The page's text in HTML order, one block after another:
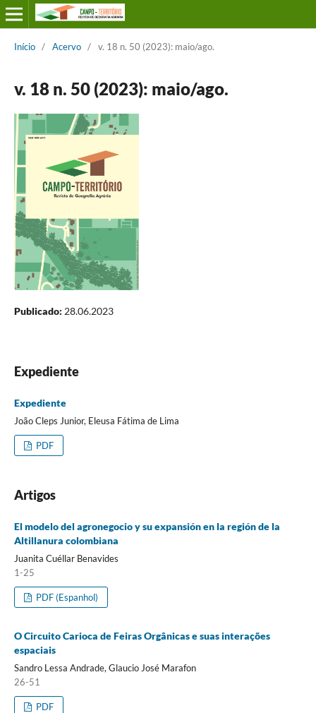
Início / Acervo / v. 18 n. 50 (2023): maio/ago.
v. 18 n. 50 (2023): maio/ago.
Publicado: 28.06.2023
Expediente
Expediente
João Cleps Junior, Eleusa Fátima de Lima
PDF
Artigos
El modelo del agronegocio y su expansión en la región de la
Altillanura colombiana
Juanita Cuéllar Benavides
1-25
PDF (Espanhol)
O Circuito Carioca de Feiras Orgânicas e suas interações
espaciais
Sandro Lessa Andrade, Glaucio José Marafon
26-51
PDF